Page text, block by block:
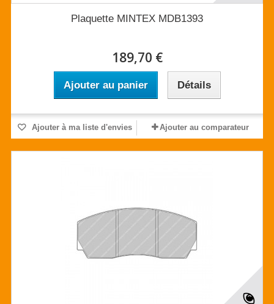
Plaquette MINTEX MDB1393
189,70 €
Ajouter au panier Détails
Ajouter à ma liste d'envies Ajouter au comparateur